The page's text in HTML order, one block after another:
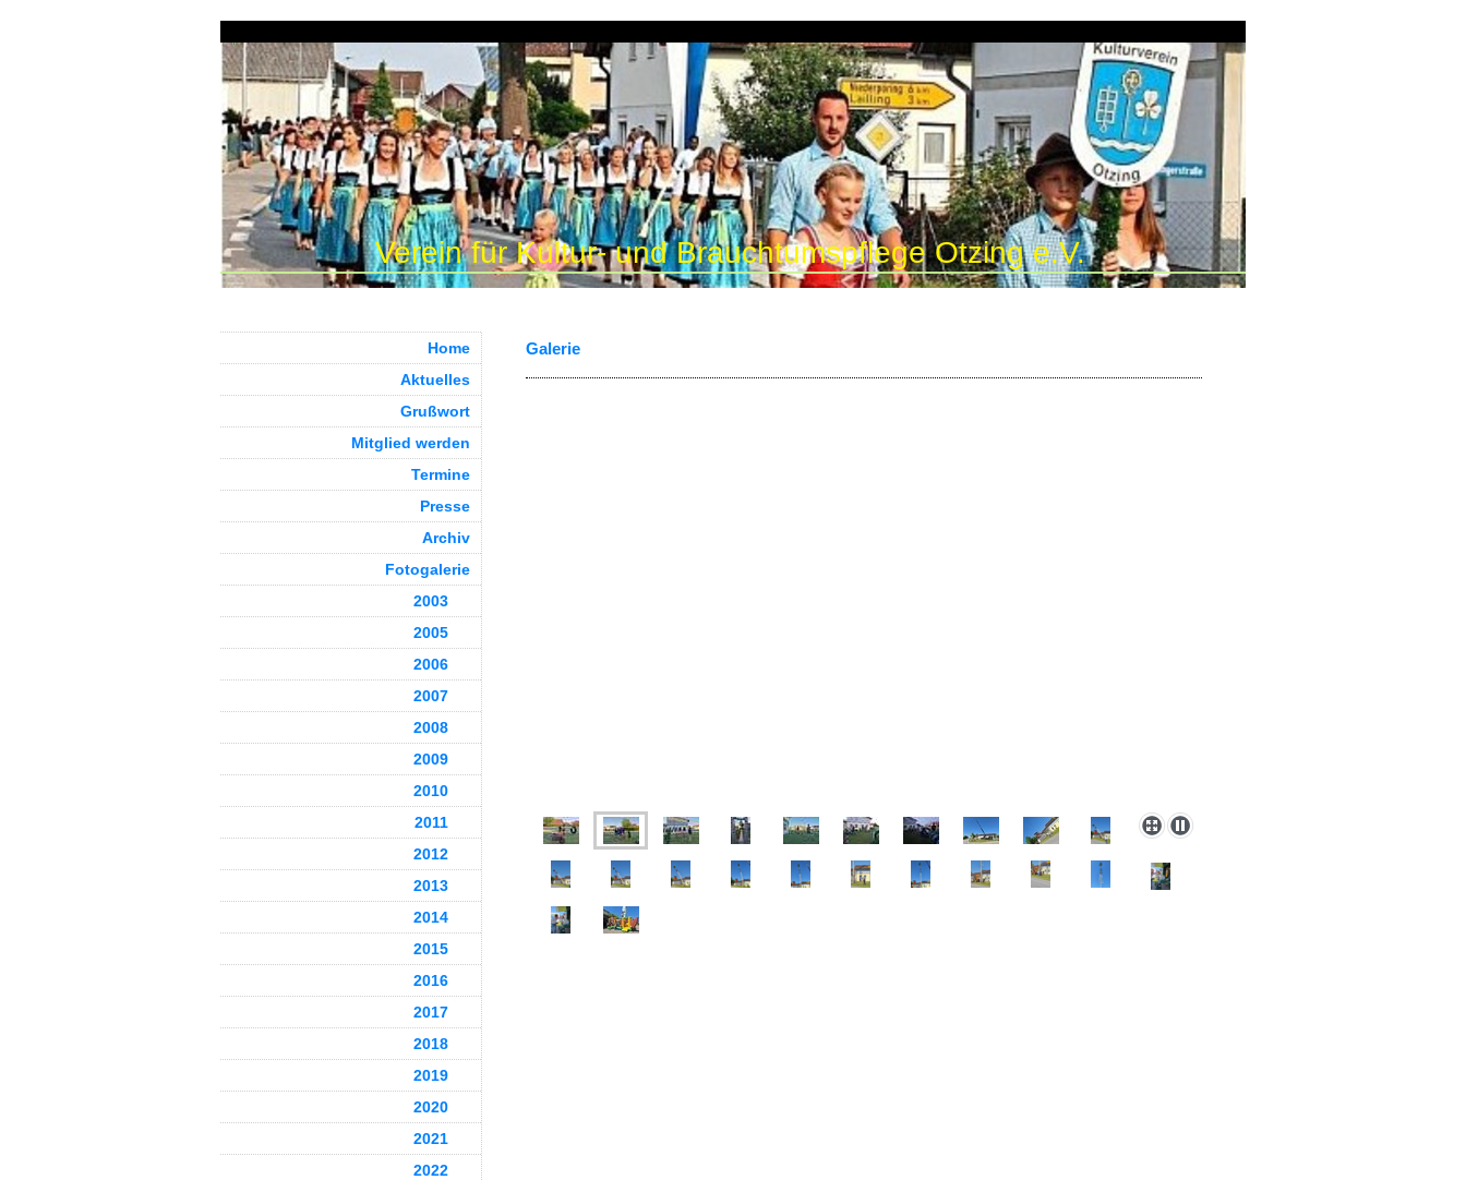
Verein für Kultur- und Brauchtumspflege Otzing e.V.
Galerie
Home
Aktuelles
Grußwort
Mitglied werden
Termine
Presse
Archiv
Fotogalerie
2003
2005
2006
2007
2008
2009
2010
2011
2012
2013
2014
2015
2016
2017
2018
2019
2020
2021
2022